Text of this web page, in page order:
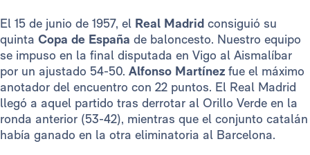
El 15 de junio de 1957, el Real Madrid consiguió su
quinta Copa de España de baloncesto. Nuestro equipo
se impuso en la final disputada en Vigo al Aismalíbar
por un ajustado 54-50. Alfonso Martínez fue el máximo
anotador del encuentro con 22 puntos. El Real Madrid
llegó a aquel partido tras derrotar al Orillo Verde en la
ronda anterior (53-42), mientras que el conjunto catalán
había ganado en la otra eliminatoria al Barcelona.